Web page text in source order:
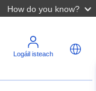
How do you know?
Logáil isteach